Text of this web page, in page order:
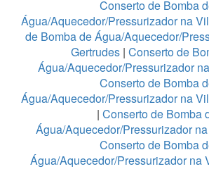
Conserto de Bomba
Água/Aquecedor/Pressurizador na
de Bomba de Água/Aquecedor/
Gertrudes | Conserto de
Água/Aquecedor/Pressurizador
Conserto de Bomba
Água/Aquecedor/Pressurizador na
| Conserto de Bomba
Água/Aquecedor/Pressurizador
Conserto de Bomba
Água/Aquecedor/Pressurizador na